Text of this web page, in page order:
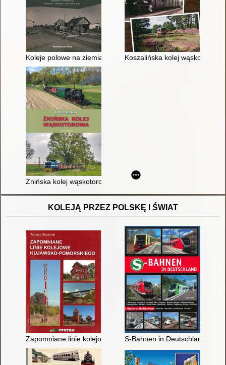
Koleje polowe na ziemiach polskich w okresie I wojny
Koszalińska kolej wąskotorowa
Żnińska kolej wąskotorowa
KOLEJĄ PRZEZ POLSKĘ I ŚWIAT
Zapomniane linie kolejowe kujawsko-pomorskiego
S-Bahnen in Deutschland :